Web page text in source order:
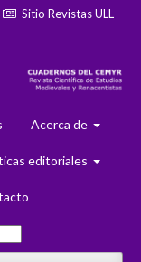
Acerca de
editoriales
Sitio Revistas ULL